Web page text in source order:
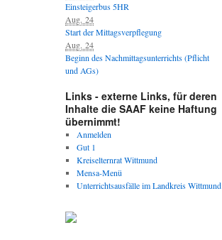
Einsteigerbus 5HR
Aug. 24
Start der Mittagsverpflegung
Aug. 24
Beginn des Nachmittagsunterrichts (Pflicht
und AGs)
Links - externe Links, für deren
Inhalte die SAAF keine Haftung
übernimmt!
Anmelden
Gut 1
Kreiselternrat Wittmund
Mensa-Menü
Unterrichtsausfälle im Landkreis Wittmund